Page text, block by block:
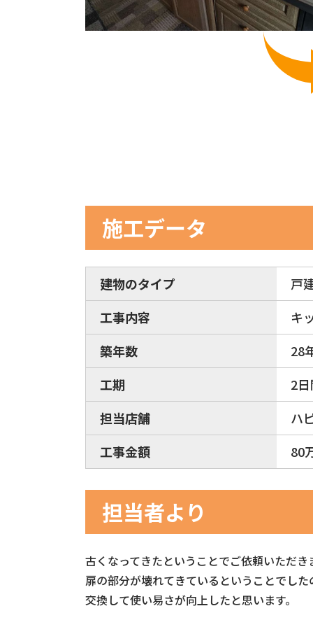
施工データ
建物のタイプ
戸
工事内容
キ
築年数
28
工期
2
担当店舗
ハ
工事金額
80
担当者より
古くなってきたということでご依頼いただき
扉の部分が壊れてきているということでした
交換して使い易さが向上したと思います。